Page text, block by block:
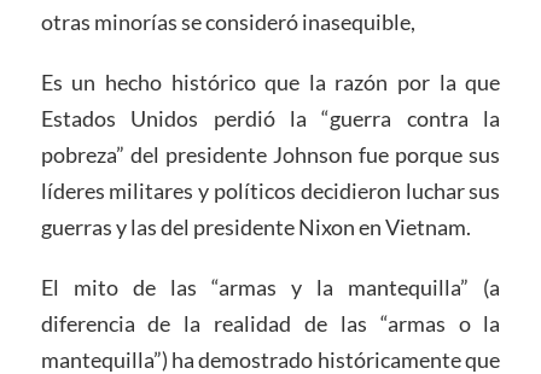
otras minorías se consideró inasequible,
Es un hecho histórico que la razón por la que
Estados Unidos perdió la “guerra contra la
pobreza” del presidente Johnson fue porque sus
líderes militares y políticos decidieron luchar sus
guerras y las del presidente Nixon en Vietnam.
El mito de las “armas y la mantequilla” (a
diferencia de la realidad de las “armas o la
mantequilla”) ha demostrado históricamente que